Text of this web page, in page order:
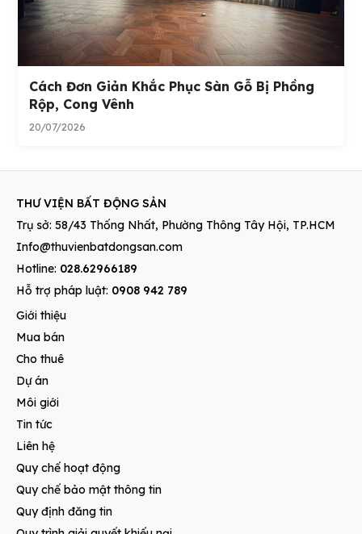
Cách Đơn Giản Khắc Phục Sàn Gỗ Bị Phồng
Rộp, Cong Vênh
20/07/2026
THƯ VIỆN BẤT ĐỘNG SẢN
Trụ sở: 58/43 Thống Nhất, Phường Thông Tây Hội, TP.HCM
Info@thuvienbatdongsan.com
Hotline: 028.62966189
Hỗ trợ pháp luật: 0908 942 789
Giới thiệu
Mua bán
Cho thuê
Dự án
Môi giới
Tin tức
Liên hệ
Quy chế hoạt động
Quy chế bảo mật thông tin
Quy định đăng tin